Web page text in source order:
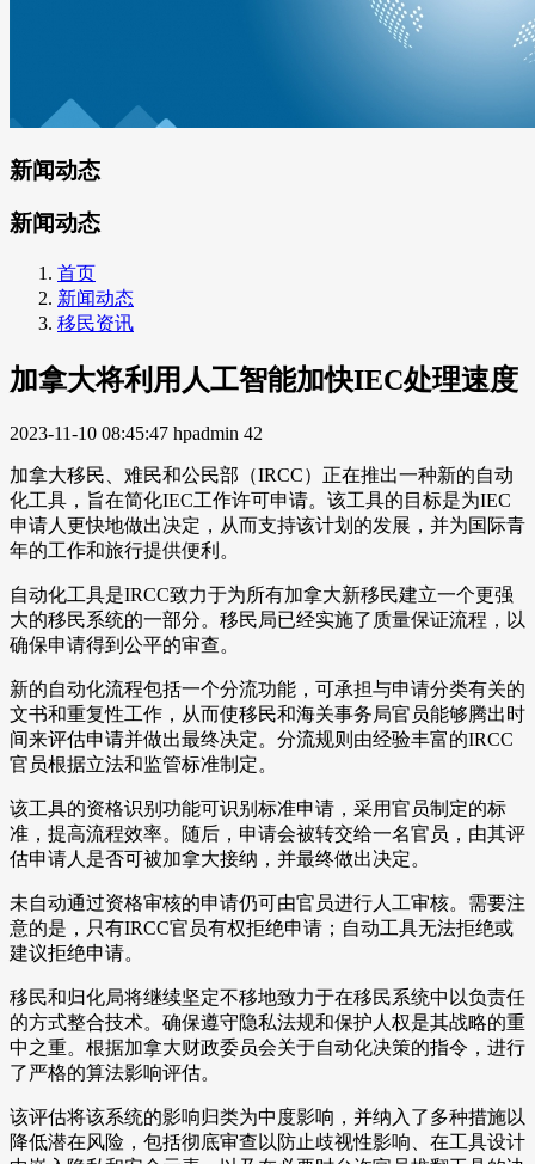
新闻动态
新闻动态
首页
新闻动态
移民资讯
加拿大将利用人工智能加快IEC处理速度
2023-11-10 08:45:47 hpadmin 42
加拿大移民、难民和公民部（IRCC）正在推出一种新的自动
化工具，旨在简化IEC工作许可申请。该工具的目标是为IEC
申请人更快地做出决定，从而支持该计划的发展，并为国际青
年的工作和旅行提供便利。
自动化工具是IRCC致力于为所有加拿大新移民建立一个更强
大的移民系统的一部分。移民局已经实施了质量保证流程，以
确保申请得到公平的审查。
新的自动化流程包括一个分流功能，可承担与申请分类有关的
文书和重复性工作，从而使移民和海关事务局官员能够腾出时
间来评估申请并做出最终决定。分流规则由经验丰富的IRCC
官员根据立法和监管标准制定。
该工具的资格识别功能可识别标准申请，采用官员制定的标
准，提高流程效率。随后，申请会被转交给一名官员，由其评
估申请人是否可被加拿大接纳，并最终做出决定。
未自动通过资格审核的申请仍可由官员进行人工审核。需要注
意的是，只有IRCC官员有权拒绝申请；自动工具无法拒绝或
建议拒绝申请。
移民和归化局将继续坚定不移地致力于在移民系统中以负责任
的方式整合技术。确保遵守隐私法规和保护人权是其战略的重
中之重。根据加拿大财政委员会关于自动化决策的指令，进行
了严格的算法影响评估。
该评估将该系统的影响归类为中度影响，并纳入了多种措施以
降低潜在风险，包括彻底审查以防止歧视性影响、在工具设计